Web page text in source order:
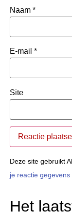
Naam *
E-mail *
Site
Deze site gebruikt
je reactie
Het